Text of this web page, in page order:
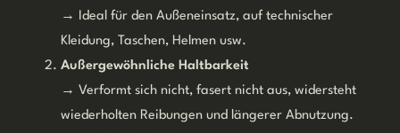
→ Ideal für den Außeneinsatz, auf technischer
Kleidung, Taschen, Helmen usw.
Außergewöhnliche Haltbarkeit
→ Verformt sich nicht, fasert nicht aus, widersteht
wiederholten Reibungen und längerer Abnutzung.